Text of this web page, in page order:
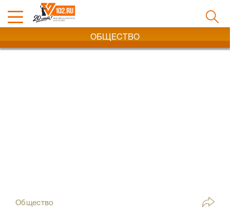
ОБЩЕСТВО
Общество